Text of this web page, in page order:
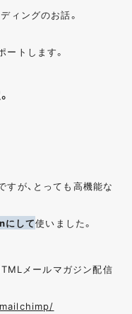
ィングのお話。
ートします。
すが、とっても高機能な
にして使いました。
メールマガジン配信